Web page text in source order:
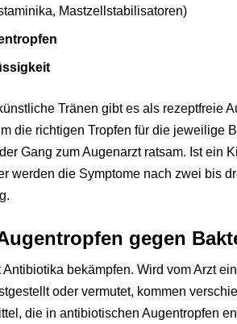
Mastzellstabilisatoren)
Tränen gibt es als rezeptfreie
die richtigen Tropfen für die jeweilige
Gang zum Augenarzt ratsam. Ist ein
werden die Symptome nach zwei bis
gegen
bekämpfen. Wird vom Arzt
oder vermutet, kommen
die in antibiotischen Augentropfen